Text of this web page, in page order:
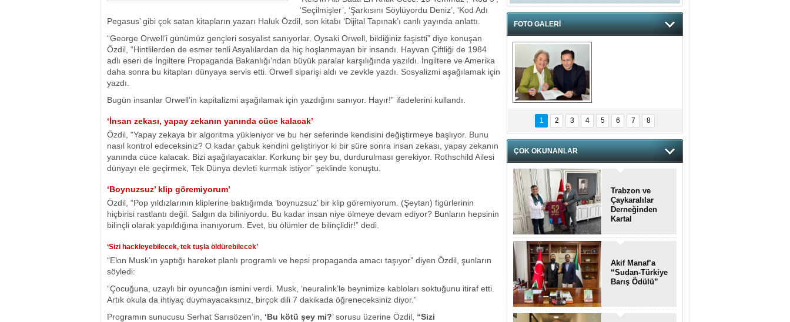
‘Seçilmişler’, ‘Şarkısını Söylüyordu Deniz’, ‘Kod Adı
Pegasus’ gibi çok satan kitapların yazarı Haluk Özdil, son kitabı ‘Dijital Tapınak’ı canlı yayında anlattı.
“George Orwell’i günümüz gençleri sosyalist sanıyorlar. Oysaki Orwell, bildiğiniz faşistti” diye konuşan
Özdil, “Hintlilerden de esmer tenli Asyalılardan da hiç hoşlanmayan bir insandı. Hayvan Çiftliği de 1984
adlı eseri de İngiltere Propaganda Bakanlığı’ndan büyük paralar karşılığında yazıldı. İngiltere ve Amerika
daha sonra bu kitapları dünyaya servis etti. Orwell siparişi aldı ve zevkle yazdı. Sosyalizmi aşağılamak için
yazdı.
Bugün insanlar Orwell’in kapitalizmi aşağılamak için yazdığını sanıyor. Hayır!” ifadelerini kullandı.
‘İnsan zekası, yapay zekanın yanında cüce kalacak’
Özdil, “Yapay zekaya bir algoritma yükleniyor ve bu her seferinde kendisini değiştirmeye başlıyor. Bunu
nasıl kontrol edeceksiniz? O kadar çabuk kendini geliştiriyor ki bir süre sonra insan zekası, yapay zekanın
yanında cüce kalacak. Bizi aşağılayacaklar. Korkunç bir şey bu, durdurulması gerekiyor. Rothschild Ailesi
dünyayı ele geçirmek, Tek Dünya devleti kurmak istiyor” şeklinde konuştu.
‘Boynuzsuz’ klip göremiyorum’
Özdil, “Pop yıldızlarının kliplerine baktığımda ‘boynuzsuz’ bir klip göremiyorum. (Şeytan) figürlerinin
hiçbirisi rastlantı değil. Salgın da biliniyordu. Bu kadar insan niye ölmeye devam ediyor? Bunların hepsinin
bilinçli olarak yapıldığına inanıyorum. Evet, bu ölümler de bilinçlidir!” dedi.
‘Sizi hackleyebilecek, tek tuşla öldürebilecek’
“Elon Musk’ın yaptığı hareket planlı programlı ve hepsi propaganda amacı taşıyor” diyen Özdil, şunların
söyledi:
“Çocuğuna, uzaylı bir oyuncağın ismini verdi. Musk, ‘neuralink’le beynimize kabloları soktuğunu itiraf etti.
Artık okula da ihtiyaç duymayacaksınız, birçok dili 7 dakikada öğreneceksiniz diyor.”
Programın sunucusu Serhat Sarısözen’in, ‘Bu kötü şey mi?’ sorusu üzerine Özdil, “Sizi
FOTO GALERİ
hnzzzna
1 2 3 4 5 6 7 8
ÇOK OKUNANLAR
Trabzon ve
Çaykaralılar
Derneğinden
Kartal
anlamlı ziyaret
Akif Manaf’a
“Sudan-Türkiye
Barış Ödülü”